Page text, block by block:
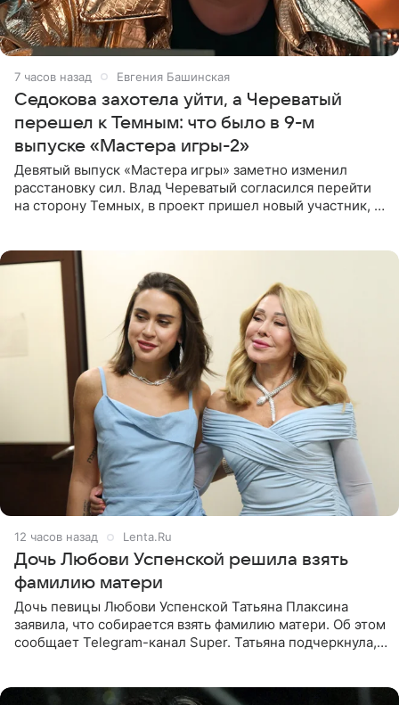
7 часов назад Евгения Башинская
Седокова захотела уйти, а Череватый
перешел к Темным: что было в 9-м
выпуске «Мастера игры-2»
Девятый выпуск «Мастера игры» заметно изменил
расстановку сил. Влад Череватый согласился перейти
на сторону Темных, в проект пришел новый участник, а
12 часов назад Lenta.Ru
Дочь Любови Успенской решила взять
фамилию матери
Дочь певицы Любови Успенской Татьяна Плаксина
заявила, что собирается взять фамилию матери. Об этом
сообщает Telegram-канал Super. Татьяна подчеркнула,